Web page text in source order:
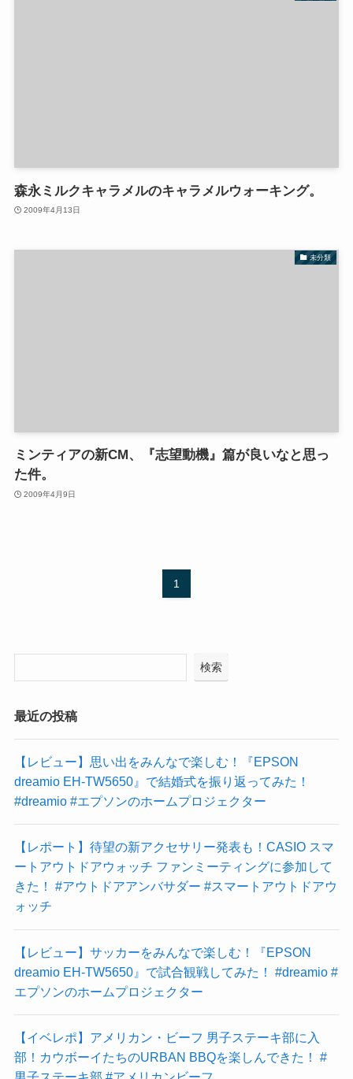
森永ミルクキャラメルのキャラメルウォーキング。
2009年4月13日
未分類
ミンティアの新CM、『志望動機』篇が良いなと思っ
た件。
2009年4月9日
1
検索
最近の投稿
【レビュー】思い出をみんなで楽しむ！『EPSON
dreamio EH-TW5650』で結婚式を振り返ってみた！
#dreamio #エプソンのホームプロジェクター
【レポート】待望の新アクセサリー発表も！CASIO スマ
ートアウトドアウォッチ ファンミーティングに参加して
きた！ #アウトドアアンバサダー #スマートアウトドアウ
ォッチ
【レビュー】サッカーをみんなで楽しむ！『EPSON
dreamio EH-TW5650』で試合観戦してみた！ #dreamio #
エプソンのホームプロジェクター
【イベレポ】アメリカン・ビーフ 男子ステーキ部に入
部！カウボーイたちのURBAN BBQを楽しんできた！ #